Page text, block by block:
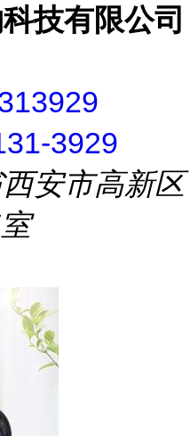
技有限公司
3929
安市高新区